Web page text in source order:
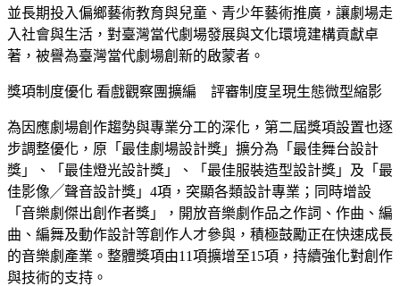
並長期投入偏鄉藝術教育與兒童、青少年藝術推廣，讓劇場走
入社會與生活，對臺灣當代劇場發展與文化環境建構貢獻卓
著，被譽為臺灣當代劇場創新的啟蒙者。
獎項制度優化 看戲觀察團擴編 評審制度呈現生態微型縮影
為因應劇場創作趨勢與專業分工的深化，第二屆獎項設置也逐
步調整優化，原「最佳劇場設計獎」擴分為「最佳舞台設計
獎」、「最佳燈光設計獎」、「最佳服裝造型設計獎」及「最
佳影像╱聲音設計獎」4項，突顯各類設計專業；同時增設
「音樂劇傑出創作者獎」，開放音樂劇作品之作詞、作曲、編
曲、編舞及動作設計等創作人才參與，積極鼓勵正在快速成長
的音樂劇產業。整體獎項由11項擴增至15項，持續強化對創作
與技術的支持。